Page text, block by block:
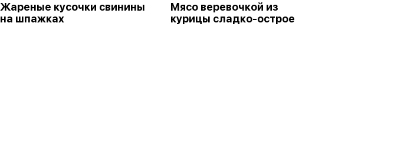
Жареные кусочки свинины
на шпажках
Мясо веревочкой из
курицы сладко-острое